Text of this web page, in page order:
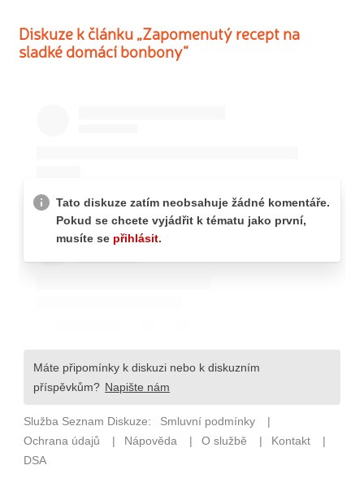
Diskuze k článku „Zapomenutý recept na
sladké domácí bonbony“